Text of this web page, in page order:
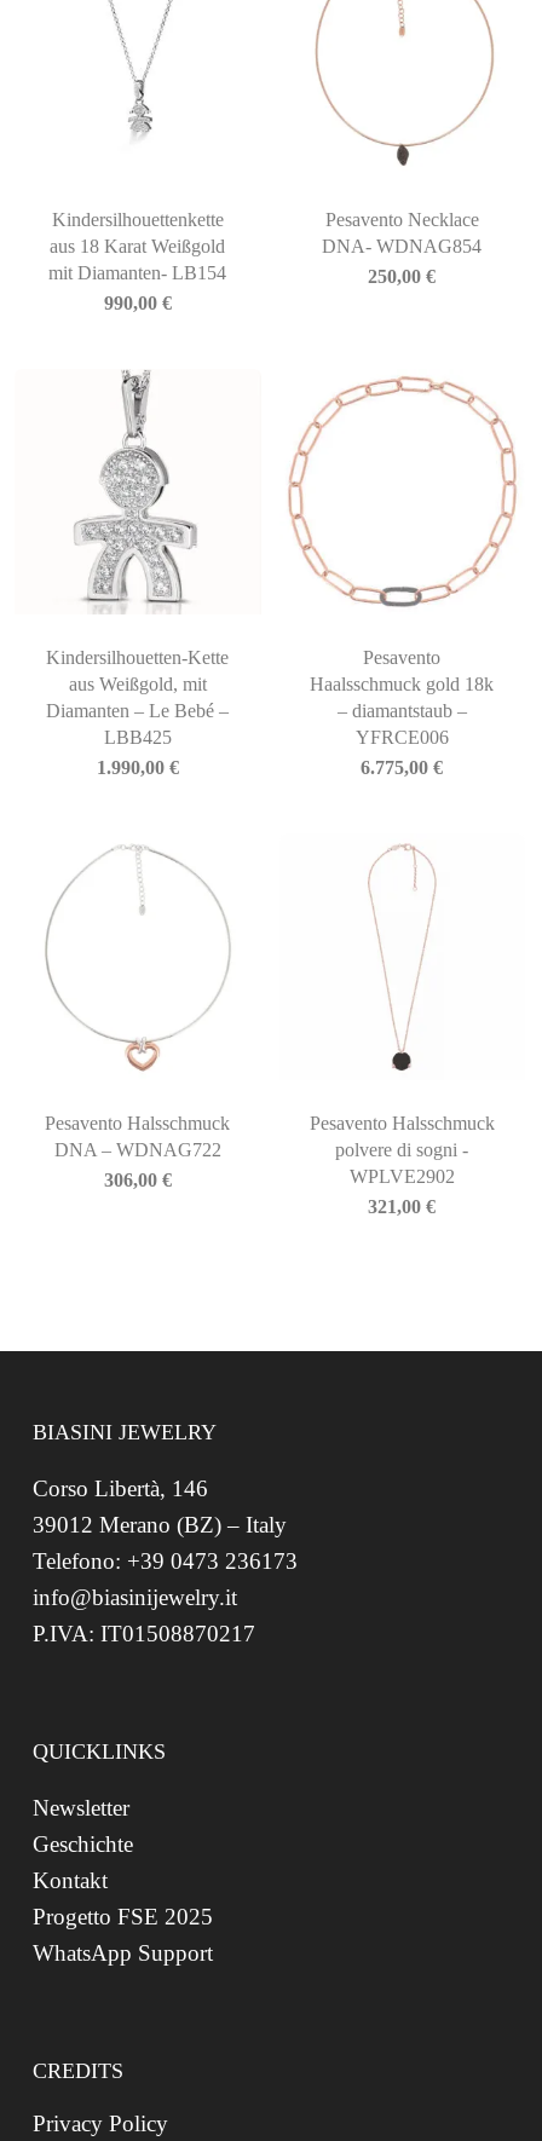
Kindersilhouettenkette
aus 18 Karat Weißgold
mit Diamanten- LB154
990,00 €
Pesavento Necklace
DNA- WDNAG854
250,00€
Kindersilhouetten-Kette
aus Weißgold, mit
Diamanten – Le Bebé –
LBB425
1.990,00 €
Pesavento
Haalsschmuck gold 18k
– diamantstaub –
YFRCE006
6.775,00€
Pesavento Halsschmuck
DNA – WDNAG722
306,00 €
Pesavento Halsschmuck
polvere di sogni -
WPLVE2902
321,00€
BIASINI JEWELRY
Corso Libertà, 146
39012 Merano (BZ) – Italy
Telefono: +39 0473 236173
info@biasinijewelry.it
P.IVA: IT01508870217
QUICKLINKS
Newsletter
Geschichte
Kontakt
Progetto FSE 2025
WhatsApp Support
CREDITS
Privacy Policy